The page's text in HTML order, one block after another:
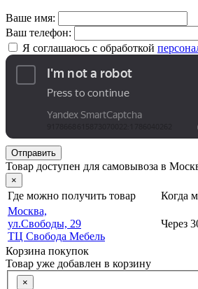
Ваше имя:
Ваш телефон:
Я соглашаюсь с обработкой
Отправить
Товар доступен для самовывоза в
×
Где можно получить товар
Когда
Москва,
ул.Свободы, 29
ТЦ Свобода Мебель
Через
Корзина покупок
Товар уже добавлен в корзину
×